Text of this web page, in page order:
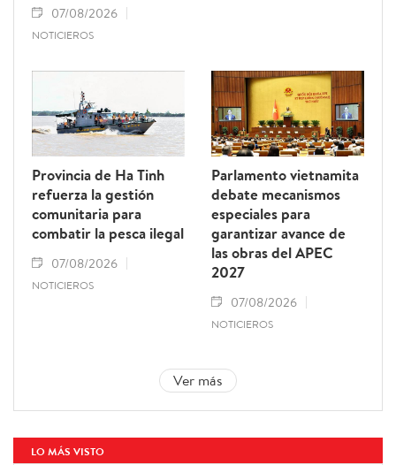
07/08/2026
NOTICIEROS
Provincia de Ha Tinh
refuerza la gestión
comunitaria para
combatir la pesca ilegal
07/08/2026
NOTICIEROS
Parlamento vietnamita
debate mecanismos
especiales para
garantizar avance de
las obras del APEC
2027
07/08/2026
NOTICIEROS
Ver más
LO MÁS VISTO